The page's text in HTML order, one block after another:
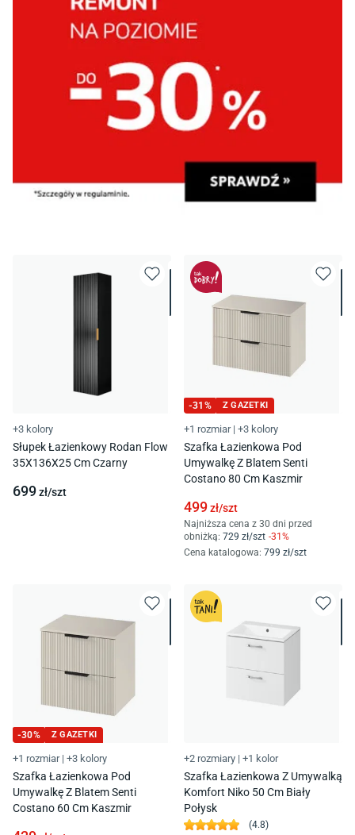
+3 kolory
Słupek Łazienkowy Rodan Flow
35X136X25 Cm Czarny
699zł/szt
-31 % Z GAZETKI
+1 rozmiar | +3 kolory
Szafka Łazienkowa Pod
Umywalkę Z Blatem Senti
Costano 80 Cm Kaszmir
499zł/szt
Najniższa cena z 30 dni przed
obniżką: 729 zł/szt -31 %
Cena katalogowa: 799 zł/szt
-30% Z GAZETKI
+1 rozmiar | +3 kolory
Szafka Łazienkowa Pod
Umywalkę Z Blatem Senti
Costano 60 Cm Kaszmir
+2 rozmiary | +1 kolor
Szafka Łazienkowa Z Umywalką
Komfort Niko 50 Cm Biały
Połysk
(4.8)